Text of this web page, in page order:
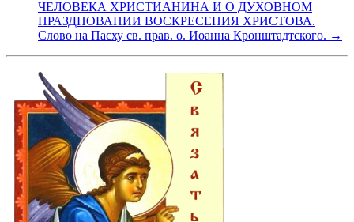
ЧЕЛОВЕКА ХРИСТИАНИНА И О ДУХОВНОМ
ПРАЗДНОВАНИИ ВОСКРЕСЕНИЯ ХРИСТОВА.
Слово на Пасху св. прав. о. Иоанна Кронштадтского. →